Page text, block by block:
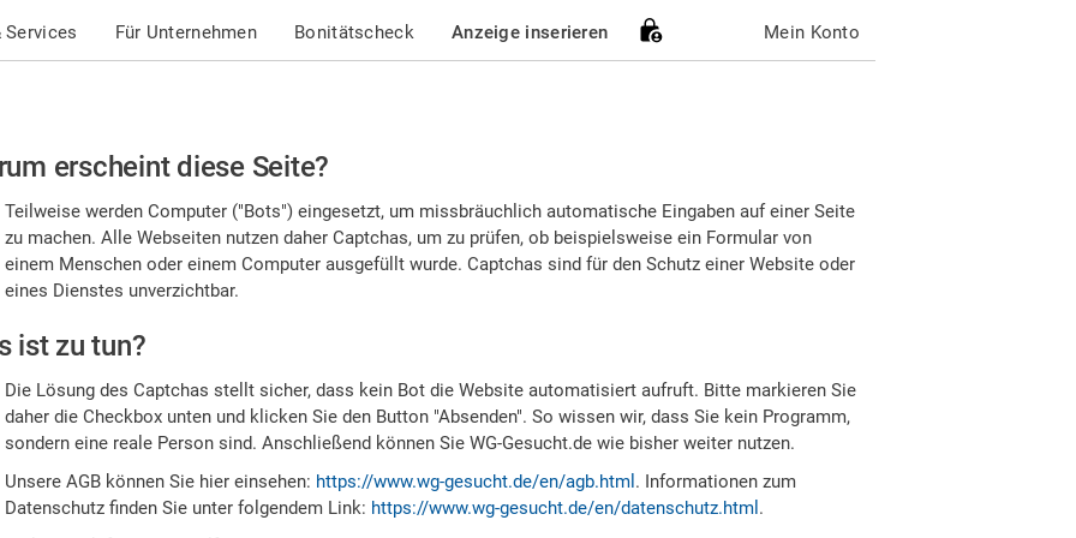
Services Für Unternehmen Bonitätscheck Anzeige inserieren Mein Konto
erscheint diese Seite?
Teilweise werden Computer ("Bots") eingesetzt, um missbräuchlich automatische Eingaben auf einer Seite
zu machen. Alle Webseiten nutzen daher Captchas, um zu prüfen, ob beispielsweise ein Formular von
einem Menschen oder einem Computer ausgefüllt wurde. Captchas sind für den Schutz einer Website oder
eines Dienstes unverzichtbar.
ist zu tun?
Die Lösung des Captchas stellt sicher, dass kein Bot die Website automatisiert aufruft. Bitte markieren Sie
daher die Checkbox unten und klicken Sie den Button "Absenden". So wissen wir, dass Sie kein Programm,
sondern eine reale Person sind. Anschließend können Sie WG-Gesucht.de wie bisher weiter nutzen.
Unsere AGB können Sie hier einsehen: https://www.wg-gesucht.de/en/agb.html . Informationen zum
Datenschutz finden Sie unter folgendem Link: https://www.wg-gesucht.de/en/datenschutz.html .